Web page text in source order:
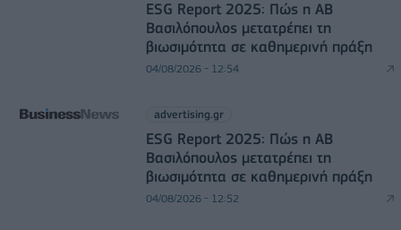
ESG Report 2025: Πώς η ΑΒ
Βασιλόπουλος μετατρέπει τη
βιωσιμότητα σε καθημερινή πράξη
04/08/2026 - 12:54
advertising.gr
ESG Report 2025: Πώς η ΑΒ
Βασιλόπουλος μετατρέπει τη
βιωσιμότητα σε καθημερινή πράξη
04/08/2026 - 12:52